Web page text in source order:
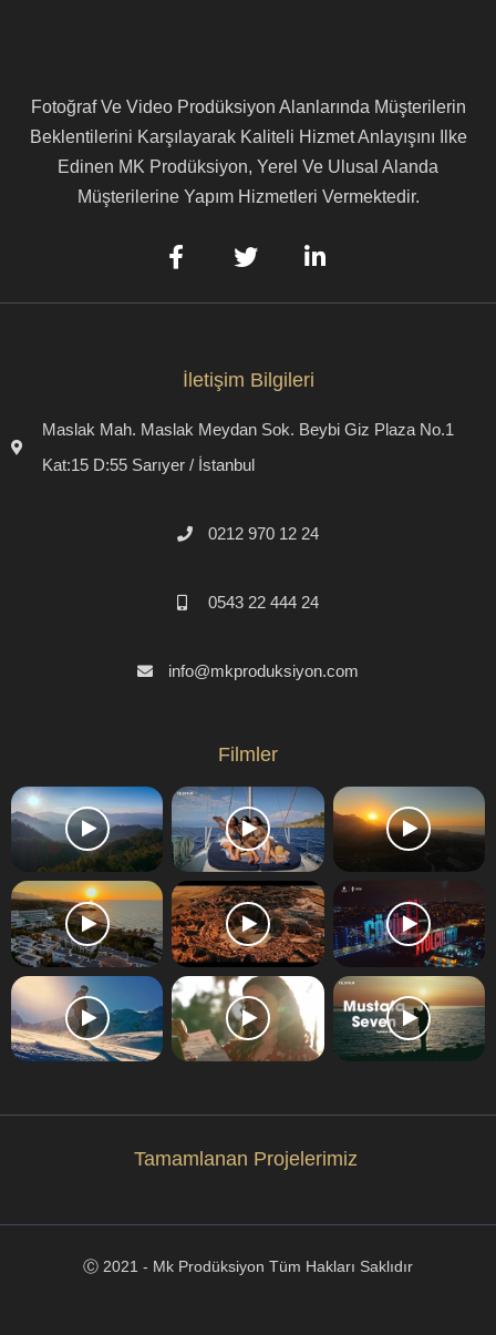
Fotoğraf Ve Video Prodüksiyon Alanlarında Müşterilerin
Beklentilerini Karşılayarak Kaliteli Hizmet Anlayışını Ilke
Edinen MK Prodüksiyon, Yerel Ve Ulusal Alanda
Müşterilerine Yapım Hizmetleri Vermektedir.
İletişim Bilgileri
Maslak Mah. Maslak Meydan Sok. Beybi Giz Plaza No.1
Kat:15 D:55 Sarıyer / İstanbul
0212 970 12 24
0543 22 444 24
info@mkproduksiyon.com
Filmler
Tamamlanan Projelerimiz
Ⓒ 2021 - Mk Prodüksiyon Tüm Hakları Saklıdır